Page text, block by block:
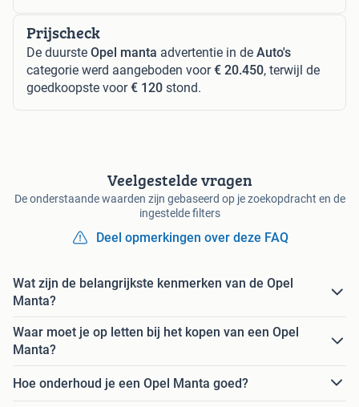
Prijscheck
De duurste Opel manta advertentie in de Auto's
categorie werd aangeboden voor€ 20.450, terwijl de
goedkoopste voor€ 120 stond.
Veelgestelde vragen
De onderstaande waarden zijn gebaseerd op je zoekopdracht en de
ingestelde filters
Deel opmerkingen over deze FAQ
Wat zijn de belangrijkste kenmerken van de Opel
Manta?
Waar moet je op letten bij het kopen van een Opel
Manta?
Hoe onderhoud je een Opel Manta goed?